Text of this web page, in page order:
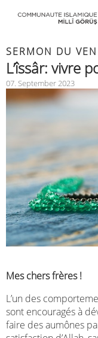
SERMON DU
L’îssâr: vivre
07. September 2023
Mes chers frères !
L’un des
sont encouragés à
faire des aumônes